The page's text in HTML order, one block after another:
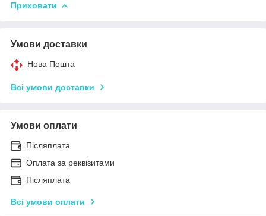
Приховати
Умови доставки
Нова Пошта
Всі умови доставки
Умови оплати
Післяплата
Оплата за реквізитами
Післяплата
Всі умови оплати